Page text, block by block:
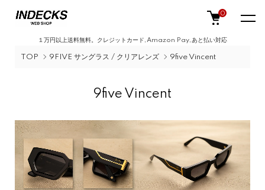
１万円以上送料無料。クレジットカード,Amazon Pay,あと払い対応
0
TOP 9FIVE サングラス / クリアレンズ 9five Vincent
9five Vincent